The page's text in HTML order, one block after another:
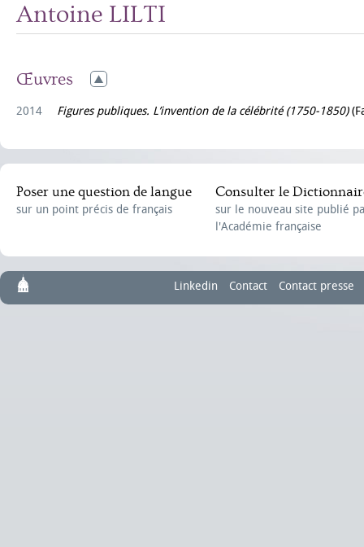
Antoine LILTI
Œuvres
2014 Figures publiques. L’invention de la célébrité (1750-1850)
Poser une question de langue
sur un point précis de français
Consulter le
sur le nouveau site publié
l'Académie française
Linkedin Contact Contact presse